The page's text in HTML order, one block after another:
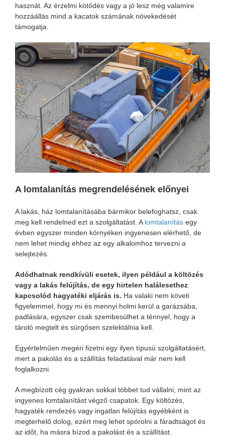
hasznát. Az érzelmi kötődés vagy a jó lesz még valamire
hozzáállás mind a kacatok számának növekedését
támogatja.
A lomtalanítás megrendelésének előnyei
A lakás, ház lomtalanításába bármikor belefoghatsz, csak
meg kell rendelned ezt a szolgáltatást. A lomtalanításegy
évben egyszer minden környéken ingyenesen elérhető, de
nem lehet mindig ehhez az egy alkalomhoz tervezni a
selejtezés.
Adódhatnak rendkívüli esetek, ilyen például a költözés
vagy a lakás felújítás, de egy hirtelen halálesethez
kapcsolód hagyatéki eljárás is. Ha valaki nem követi
figyelemmel, hogy mi és mennyi holmi kerül a garázsába,
padlására, egyszer csak szembesülhet a ténnyel, hogy a
tároló megtelt és sürgősen szelektálnia kell.
Egyértelműen megéri fizetni egy ilyen típusú szolgáltatásért,
mert a pakolás és a szállítás feladatával már nem kell
foglalkozni.
A megbízott cég gyakran sokkal többet tud vállalni, mint az
ingyenes lomtalanítást végző csapatok. Egy költözés,
hagyaték rendezés vagy ingatlan felújítás egyébként is
megterhelő dolog, ezért meg lehet spórolni a fáradtságot és
az időt, ha másra bízod a pakolást és a szállítást.